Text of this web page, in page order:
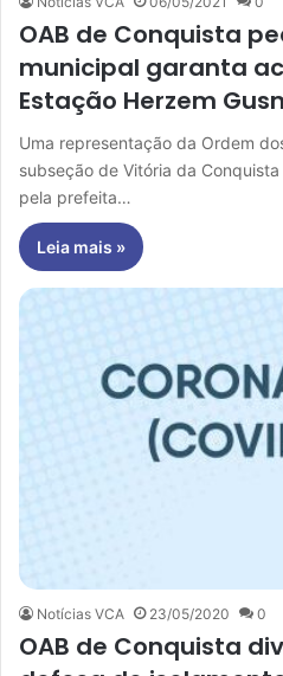
OAB de Conquista
municipal garanta
Estação Herzem
Uma representação da Ordem
subseção de Vitória da
pela prefeita…
Leia mais »
Notícias VCA 23/05/2020 0
OAB de Conquista